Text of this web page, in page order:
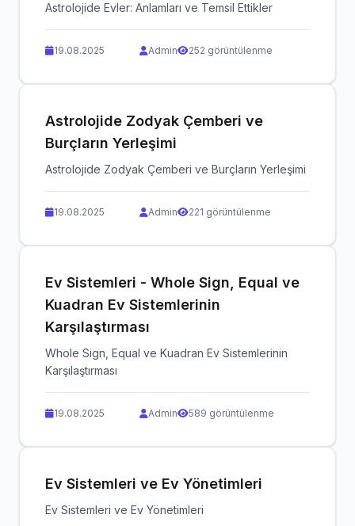
Astrolojide Evler: Anlamları ve Temsil Ettikler
19.08.2025 Admin 252 görüntülenme
Astrolojide Zodyak Çemberi ve
Burçların Yerleşimi
Astrolojide Zodyak Çemberi ve Burçların Yerleşimi
19.08.2025 Admin 221 görüntülenme
Ev Sistemleri - Whole Sign, Equal ve
Kuadran Ev Sistemlerinin
Karşılaştırması
Whole Sign, Equal ve Kuadran Ev Sistemlerinin
Karşılaştırması
19.08.2025 Admin 589 görüntülenme
Ev Sistemleri ve Ev Yönetimleri
Ev Sistemleri ve Ev Yönetimleri